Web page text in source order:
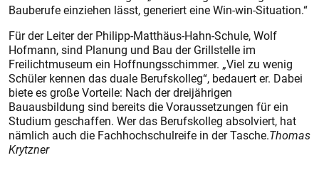
Bauberufe einziehen lässt, generiert eine Win-win-Situation.“
Für der Leiter der Philipp-Matthäus-Hahn-Schule, Wolf
Hofmann, sind Planung und Bau der Grillstelle im
Freilichtmuseum ein Hoffnungsschimmer. „Viel zu wenig
Schüler kennen das duale Berufskolleg“, bedauert er. Dabei
biete es große Vorteile: Nach der dreijährigen
Bauausbildung sind bereits die Voraussetzungen für ein
Studium geschaffen. Wer das Berufskolleg absolviert, hat
nämlich auch die Fachhochschulreife in der Tasche.Thomas
Krytzner